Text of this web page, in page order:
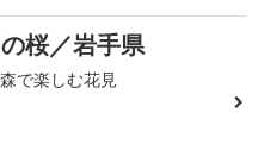
桜／岩手県
で楽しむ花見